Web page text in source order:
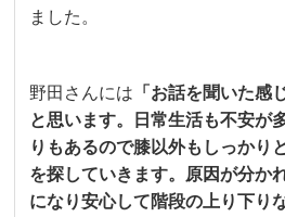
ました。
野田さんには 「お話を聞いた感
と思います。日常生活も不安が
りもあるので膝以外もしっかり
を探していきます。原因が分か
になり安心して階段の上り下り